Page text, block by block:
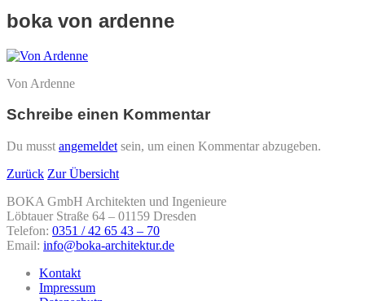
boka von ardenne
Von Ardenne
Schreibe einen Kommentar
Du musst angemeldet sein, um einen Kommentar abzugeben.
Zurück Zur Übersicht
BOKA GmbH Architekten und Ingenieure
Löbtauer Straße 64 – 01159 Dresden
Telefon: 0351 / 42 65 43 – 70
Email: info@boka-architektur.de
Kontakt
Impressum